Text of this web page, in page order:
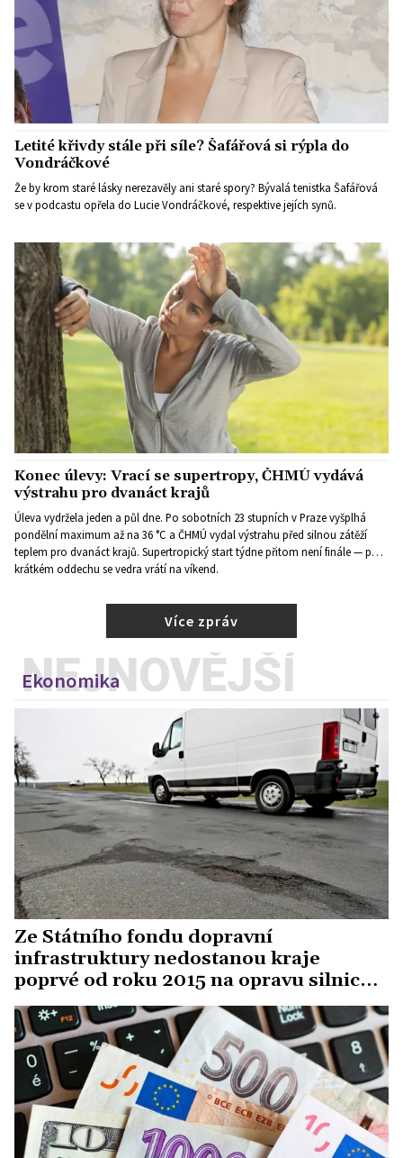
Letité křivdy stále při síle? Šafářová si rýpla do
Vondráčkové
Že by krom staré lásky nerezavěly ani staré spory? Bývalá tenistka Šafářová
se v podcastu opřela do Lucie Vondráčkové, respektive jejích synů.
Konec úlevy: Vrací se supertropy, ČHMÚ vydává
výstrahu pro dvanáct krajů
Úleva vydržela jeden a půl dne. Po sobotních 23 stupních v Praze vyšplhá
pondělní maximum až na 36 °C a ČHMÚ vydal výstrahu před silnou zátěží
teplem pro dvanáct krajů. Supertropický start týdne přitom není finále — po
krátkém oddechu se vedra vrátí na víkend.
Více zpráv
Ekonomika
NEJNOVĚJŠÍ
Ze Státního fondu dopravní
infrastruktury nedostanou kraje
poprvé od roku 2015 na opravu silnic
nic